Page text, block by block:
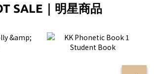
SALE｜明星商品